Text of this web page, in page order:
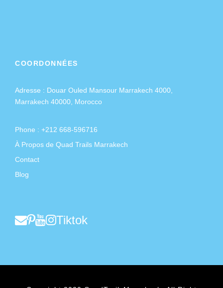
COORDONNÉES
Adresse : Douar Ouled Mansour Marrakech 4000,
Marrakech 40000, Morocco
Phone : +212 668-596716
À Propos de Quad Trails Marrakech
Contact
Blog
Tiktok